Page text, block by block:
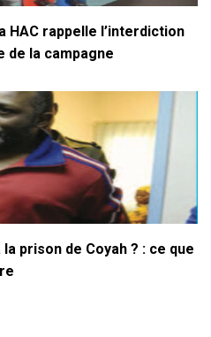
HAC rappelle l’interdiction
de la campagne
prison de Coyah ? : ce que